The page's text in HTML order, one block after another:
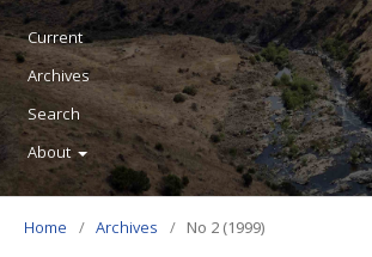
Current
Archives
Search
About
Home / Archives / No 2 (1999)